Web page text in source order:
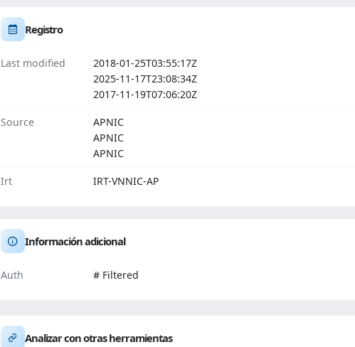
Registro
Last modified
2018-01-25T03:55:17Z
2025-11-17T23:08:34Z
2017-11-19T07:06:20Z
Source
APNIC
APNIC
APNIC
Irt IRT-VNNIC-AP
Información adicional
Auth # Filtered
Analizar con otras herramientas